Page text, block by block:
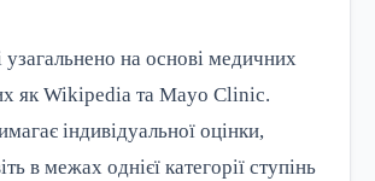
узагальнено на основі медичних
як Wikipedia та Mayo Clinic.
індивідуальної оцінки,
в межах однієї категорії ступінь